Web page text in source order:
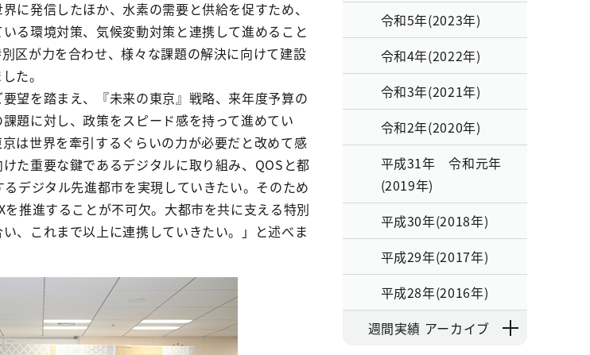
に発信したほか、水素の需要と供給を促すため、
る環境対策、気候変動対策と連携して進めること
区が力を合わせ、様々な課題の解決に向けて建設
た。
望を踏まえ、『未来の東京』戦略、来年度予算の
題に対し、政策をスピード感を持って進めてい
は世界を牽引するぐらいの力が必要だと改めて感
た重要な鍵であるデジタルに取り組み、QOSと都
デジタル先進都市を実現していきたい。そのため
推進することが不可欠。大都市を共に支える特別
、これまで以上に連携していきたい。」と述べま
令和5年(2023年)
令和4年(2022年)
令和3年(2021年)
令和2年(2020年)
平成31年 令和元年
(2019年)
平成30年(2018年)
平成29年(2017年)
平成28年(2016年)
週間実績 アーカイブ